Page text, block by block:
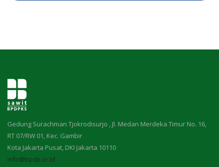
Gedung Surachman Tjokrodisurjo , Jl. Medan Merdeka Timur No. 16,
RT 07/RW 01, Kec. Gambir
Kota Jakarta Pusat, DKI Jakarta 10110
info@bpdp.or.id